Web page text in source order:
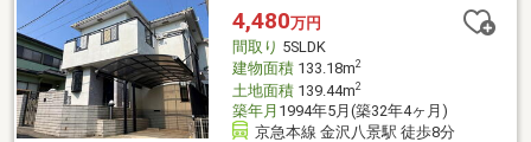
見学をご希望のお客様は、ご指定の場所へのお迎えも対応しま
す。
4,480万円
間取り 5SLDK
建物面積133.18m2
土地面積139.44m2
築年月 1994年5月(築32年4ヶ月)
京急本線 金沢八景駅 徒歩8分